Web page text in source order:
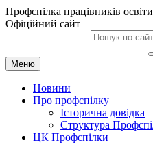
Профспілка працівників
Офіційний сайт
Меню
Новини
Про профспілку
Історична довідка
Структура
ЦК Профспілки